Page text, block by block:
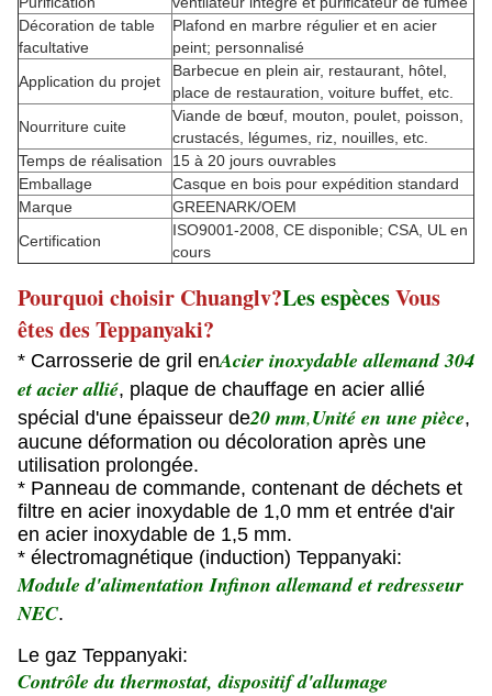
Décoration de table
facultative
Plafond en marbre régulier et en acier
peint; personnalisé
Application du projet
Barbecue en plein air, restaurant, hôtel,
place de restauration, voiture buffet, etc.
Nourriture cuite
Viande de bœuf, mouton, poulet, poisson,
crustacés, légumes, riz, nouilles, etc.
Temps de réalisation
15 à 20 jours ouvrables
Emballage
Casque en bois pour expédition standard
Marque
GREENARK/OEM
Certification
ISO9001-2008, CE disponible; CSA, UL en
cours
Pourquoi choisir Chuanglv?Les espècesVous
êtes des Teppanyaki?
* Carrosserie de gril enAcier inoxydable allemand 304
et acier allié, plaque de chauffage en acier allié
spécial d'une épaisseur de20 mm,Unité en une pièce,
aucune déformation ou décoloration après une
utilisation prolongée.
* Panneau de commande, contenant de déchets et
filtre en acier inoxydable de 1,0 mm et entrée d'air
en acier inoxydable de 1,5 mm.
* électromagnétique (induction) Teppanyaki:
Module d'alimentation Infinon allemand et redresseur
NEC.
Le gaz Teppanyaki:
Contrôle du thermostat, dispositif d'allumage